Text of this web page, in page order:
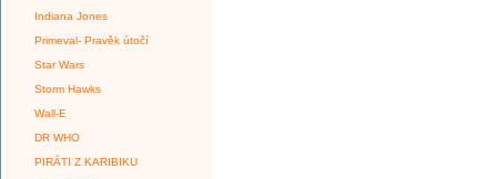
Indiana Jones
Primeval- Pravěk útočí
Star Wars
Storm Hawks
Wall-E
DR WHO
PIRÁTI Z KARIBIKU